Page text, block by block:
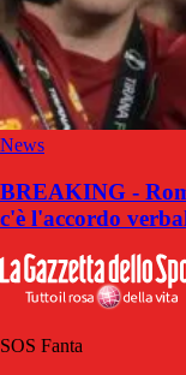
News
BREAKING -
c'è l'accordo
SOS Fanta